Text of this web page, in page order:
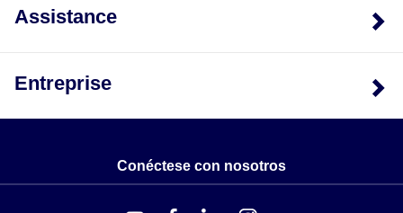
Assistance
Entreprise
Conéctese con nosotros